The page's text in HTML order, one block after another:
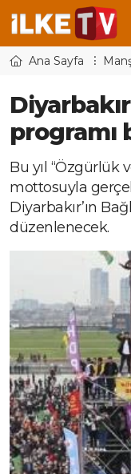
Ana Sayfa
programı
Bu yıl “Özgürlük
mottosuyla
Diyarbakır’ın
düzenlenecek.